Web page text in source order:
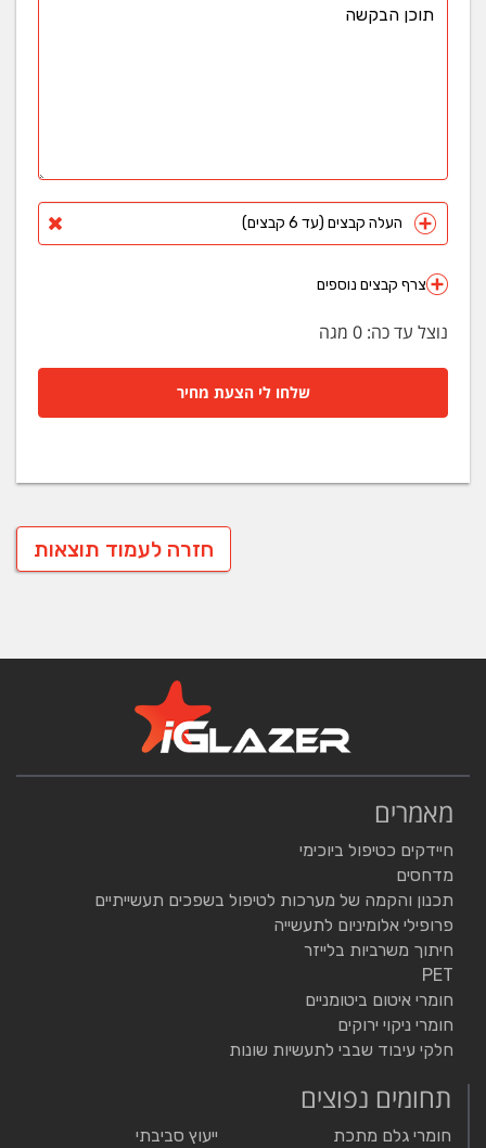
העלה קבצים (עד 6 קבצים)
צרף קבצים נוספים
נוצל עד כה: 0 מגה
שלחו לי הצעת מחיר
חזרה לעמוד תוצאות
מאמרים
חיידקים כטיפול ביוכימי
מדחסים
תכנון והקמה של מערכות לטיפול בשפכים תעשייתיים
פרופילי אלומיניום לתעשייה
חיתוך משרביות בלייזר
PET
חומרי איטום ביטומניים
חומרי ניקוי ירוקים
חלקי עיבוד שבבי לתעשיות שונות
תחומים נפוצים
חומרי גלם מתכת
ייעוץ סביבתי